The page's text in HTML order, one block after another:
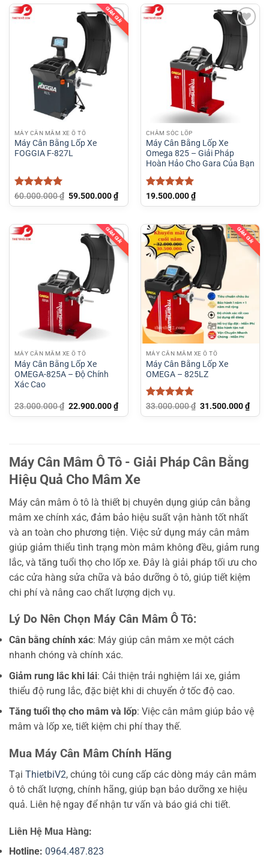
44.500.000 ₫.
GIẢM GIÁ!
MÁY CÂN MÂM XE Ô TÔ
Máy Cân Bằng Lốp Xe
FOGGIA F-827L
Được xếp
hạng55
60.000.000₫ Giá
59.500.000₫Giá
hiện
59.500.000 ₫.
CHĂM SÓC LỐP
Máy Cân Bằng Lốp Xe
Omega 825 – Giải Pháp
Hoàn Hảo Cho Gara Của Bạn
Được xếp
hạng55
19.500.000₫
GIẢM GIÁ!
MÁY CÂN MÂM XE Ô TÔ
Máy Cân Bằng Lốp Xe
OMEGA-825A – Độ Chính
Xác Cao
23.000.000₫ Giá
22.900.000₫Giá
hiện
GIẢM GIÁ!
MÁY CÂN MÂM XE Ô TÔ
Máy Cân Bằng Lốp Xe
OMEGA – 825LZ
Được xếp
hạng55
33.000.000₫ Giá
31.500.000₫Giá
hiện
Máy Cân Mâm Ô Tô - Giải Pháp Cân Bằng
Hiệu Quả Cho Mâm Xe
Máy cân mâm ô tô là thiết bị chuyên dụng giúp cân bằng
mâm xe chính xác, đảm bảo hiệu suất vận hành tốt nhất
và an toàn cho phương tiện. Việc sử dụng máy cân mâm
giúp giảm thiểu tình trạng mòn mâm không đều, giảm rung
lắc, và tăng tuổi thọ cho lốp xe. Đây là giải pháp tối ưu cho
các cửa hàng sửa chữa và bảo dưỡng ô tô, giúp tiết kiệm
chi phí và nâng cao chất lượng dịch vụ.
Lý Do Nên Chọn Máy Cân Mâm Ô Tô:
Cân bằng chính xác: Máy giúp cân mâm xe một cách
nhanh chóng và chính xác.
Giảm rung lắc khi lái: Cải thiện trải nghiệm lái xe, giảm
thiểu độ rung lắc, đặc biệt khi di chuyển ở tốc độ cao.
Tăng tuổi thọ cho mâm và lốp: Việc cân mâm giúp bảo vệ
mâm và lốp xe, tiết kiệm chi phí thay thế.
Mua Máy Cân Mâm Chính Hãng
Tại ThietbiV2, chúng tôi cung cấp các dòng máy cân mâm
ô tô chất lượng, chính hãng, giúp bạn bảo dưỡng xe hiệu
quả. Liên hệ ngay để nhận tư vấn và báo giá chi tiết.
Liên Hệ Mua Hàng:
Hotline: 0964.487.823